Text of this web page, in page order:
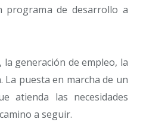
programa de desarrollo a
la generación de empleo, la
puesta en marcha de un
atienda las necesidades
a seguir.